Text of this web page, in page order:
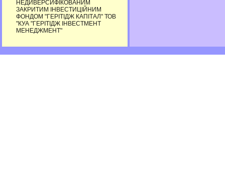
НЕДИВЕРСИФІКОВАНИМ
ЗАКРИТИМ ІНВЕСТИЦІЙНИМ
ФОНДОМ "ГЕРІТІДЖ КАПІТАЛ" ТОВ
"КУА "ГЕРІТІДЖ ІНВЕСТМЕНТ
МЕНЕДЖМЕНТ"